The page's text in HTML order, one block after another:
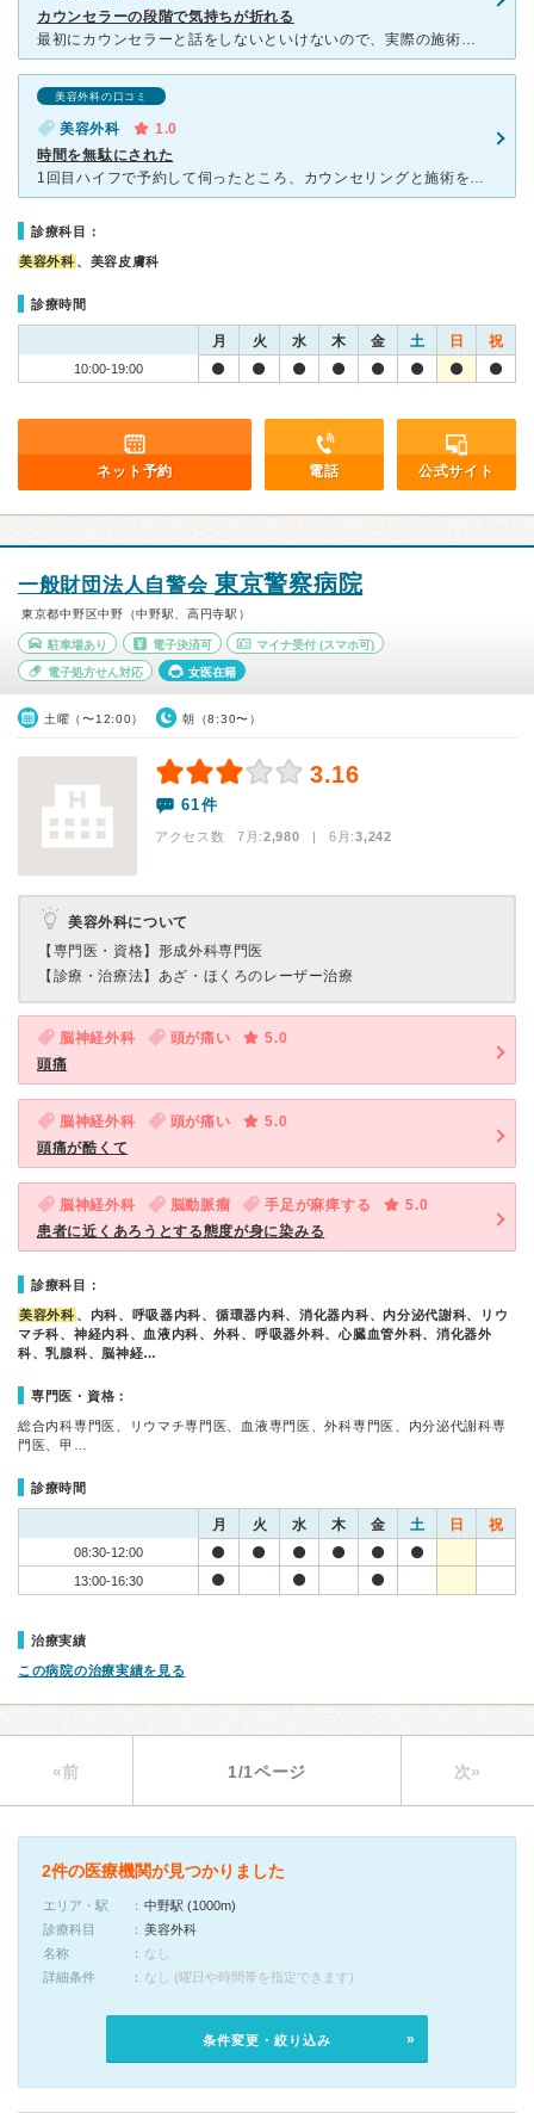
カウンセラーの段階で気持ちが折れる
最初にカウンセラーと話をしないといけないので、実際の施術や医学的なことは一切話ができません。それなのに、なかなか医師と話をすることができないので、埒が明かなくて帰ろうかと思いました。 また相談しに行
美容外科の口コミ
美容外科
1.0
時間を無駄にされた
1回目ハイフで予約して伺ったところ、カウンセリングと施術を同日にしないとクーポンが使えない、本日はハイフの枠が空いていないと言われ、予約を取り直した。2週間後の予約日に伺ったら、ハイフではなくホクロ取
診療科目：
美容外科 、美容皮膚科
診療時間
月 火 水 木 金 土 日 祝
10:00-19:00
ネット予約 電話 公式サイト
一般財団法人自警会 東京警察病院
東京都中野区中野（中野駅、高円寺駅）
駐車場あり 電子決済可 マイナ受付 (スマホ可)
電子処方せん対応 女医在籍
土曜（〜12:00） 朝（8:30〜）
3.16
61件
アクセス数 7月:2,980 | 6月:3,242
美容外科について
【専門医・資格】 形成外科専門医
【診療・治療法】 あざ・ほくろのレーザー治療
脳神経外科 頭が痛い
5.0
頭痛
脳神経外科 頭が痛い
5.0
頭痛が酷くて
脳神経外科 脳動脈瘤 手足が麻痺する
5.0
患者に近くあろうとする態度が身に染みる
診療科目：
美容外科 、内科、呼吸器内科、循環器内科、消化器内科、内分泌代謝科、リウ
マチ科、神経内科、血液内科、外科、呼吸器外科、心臓血管外科、消化器外
科、乳腺科、脳神経…
専門医・資格：
総合内科専門医、リウマチ専門医、血液専門医、外科専門医、内分泌代謝科専
門医、甲…
診療時間
月 火 水 木 金 土 日 祝
08:30-12:00
13:00-16:30
治療実績
この病院の治療実績を見る
«前 1/1ページ 次»
2件の医療機関が見つかりました
エリア・駅
中野駅 (1000m)
診療科目
美容外科
名称
なし
詳細条件
なし (曜日や時間帯を指定できます)
条件変更・絞り込み